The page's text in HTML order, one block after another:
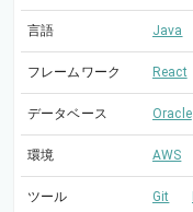
言語 Java
フレームワーク React
データベース Oracle
環境 AWS
ツール Git